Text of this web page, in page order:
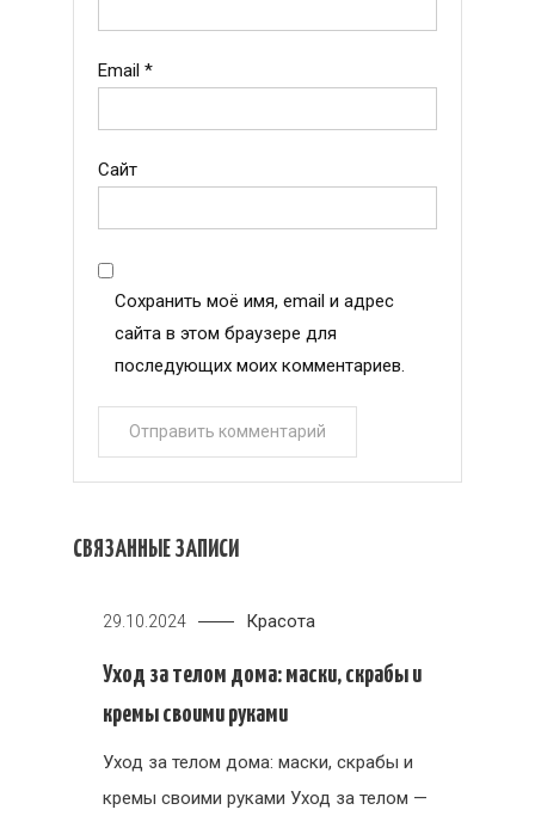
Email *
Сайт
Сохранить моё имя, email и адрес
сайта в этом браузере для
последующих моих комментариев.
СВЯЗАННЫЕ ЗАПИСИ
29.10.2024 Красота
Уход за телом дома: маски, скрабы и
кремы своими руками
Уход за телом дома: маски, скрабы и
кремы своими руками Уход за телом —